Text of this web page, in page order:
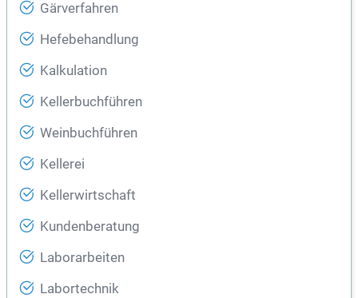
Gärverfahren
Hefebehandlung
Kalkulation
Kellerbuchführen
Weinbuchführen
Kellerei
Kellerwirtschaft
Kundenberatung
Laborarbeiten
Labortechnik